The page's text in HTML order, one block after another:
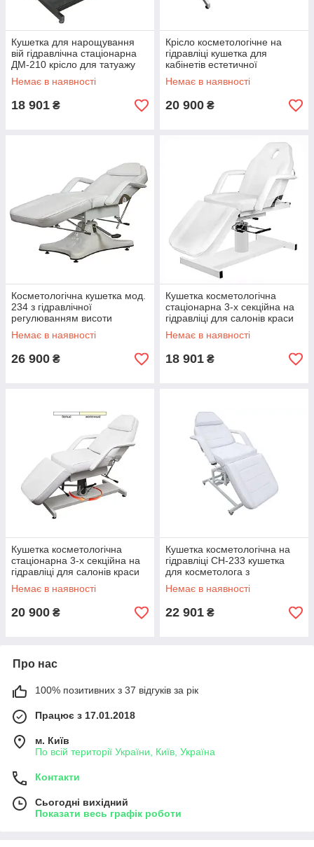
Кушетка для нарощування
вій гідравлічна стаціонарна
ДМ-210 крісло для татуажу
косметолога
Немає в наявності
18 901 ₴
Крісло косметологічне на
гідравліці кушетка для
кабінетів естетичної
косметології BS 210А
Немає в наявності
20 900 ₴
Косметологічна кушетка мод.
234 з гідравлічної
регулюванням висоти
Немає в наявності
26 900 ₴
Кушетка косметологічна
стаціонарна 3-х секційна на
гідравліці для салонів краси
мод DM 210-А
Немає в наявності
18 901 ₴
Кушетка косметологічна
стаціонарна 3-х секційна на
гідравліці для салонів краси
мод BS210-А
Немає в наявності
20 900 ₴
Кушетка косметологічна на
гідравліці CH-233 кушетка
для косметолога з
регульованою висотою
Немає в наявності
22 901 ₴
Про нас
100% позитивних з 37 відгуків за рік
Працює з 17.01.2018
м. Київ
По всій території України, Київ, Україна
Контакти
Сьогодні вихідний
Показати весь графік роботи